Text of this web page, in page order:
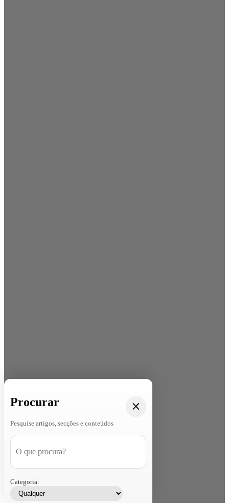
Procurar
Pesquise artigos, secções e conteúdos
Categoria: